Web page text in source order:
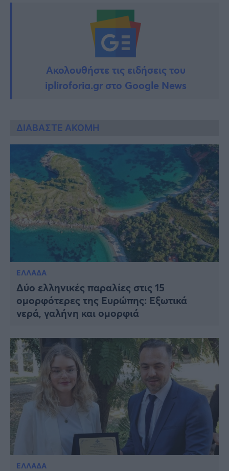
Ακολουθήστε τις ειδήσεις του
ipliroforia.gr στο Google News
ΔΙΑΒΑΣΤΕ ΑΚΟΜΗ
ΕΛΛΑΔΑ
Δύο ελληνικές παραλίες στις 15
ομορφότερες της Ευρώπης: Εξωτικά
νερά, γαλήνη και ομορφιά
ΕΛΛΑΔΑ